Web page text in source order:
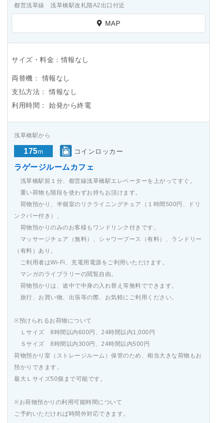
都営浅草線 浅草橋駅改札階A2出口付近
MAP
サイズ・料金：情報なし
両替機：
情報なし
支払方法：
情報なし
利用時間：
始発から終電
浅草橋駅から
175m コインロッカー
ラゲージルームカフェ
浅草橋駅前１分、都営線浅草橋駅エレベーターを上がってすぐ。
重い荷物も階段を使わずお持ちお頂けます。
荷物預かり、半個室のリクライニングチェア（１時間500円、ドリ
ンクバー付き）、
荷物預かりのみのお客様もワンドリンク付きです。
マッサージチェア（無料）、シャワーブース（有料）、ランドリー
（有料）あり。
ご利用者はWi-Fi、充電用電源をご利用いただけます。
マンガのライブラリーの閲覧自由。
荷物預かりは、途中で中身の入れ替え等無料でできます。
旅行、お買い物、出張等の際、お気軽にご利用ください。
※預けられるお荷物について
Ｌサイズ 8時間以内600円、24時間以内1,000円
Ｓサイズ 8時間以内300円、24時間以内500円
荷物預かり室（ストレージルーム）保管のため、相当大きな荷物もお
預かりできます。
最大Ｌサイズ50個まで可能です。
※お荷物預かりの利用可能時間について
ご予約いただければ時間外対応できます。